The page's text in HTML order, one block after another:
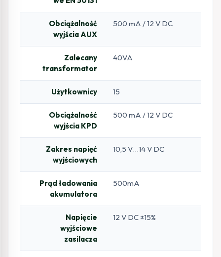
Obciążalność
wyjścia AUX
500 mA / 12 V DC
Zalecany
transformator
40VA
Użytkownicy 15
Obciążalność
wyjścia KPD
500 mA / 12 V DC
Zakres napięć
wyjściowych
10,5 V…14 V DC
Prąd ładowania
akumulatora
500mA
Napięcie
wyjściowe
zasilacza
12 V DC ±15%